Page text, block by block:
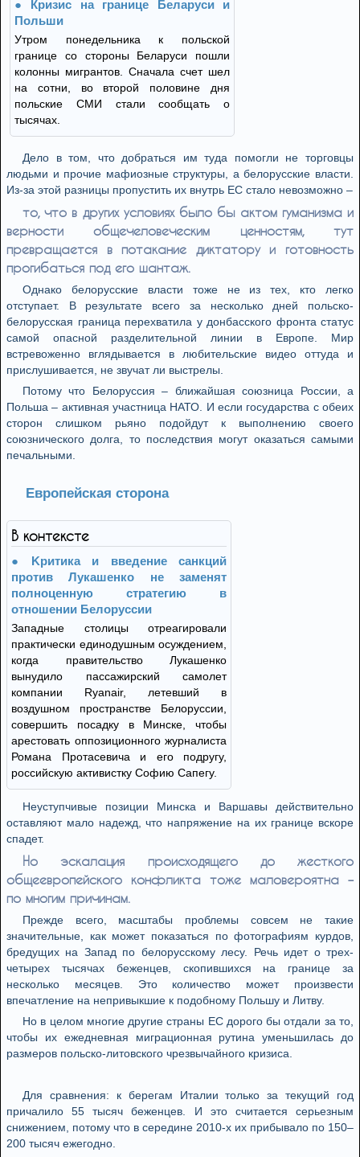
Кризис на границе Беларуси и
Польши
Утром понедельника к польской
границе со стороны Беларуси пошли
колонны мигрантов. Сначала счет шел
на сотни, во второй половине дня
польские СМИ стали сообщать о
тысячах.
Дело в том, что добраться им туда помогли не торговцы
людьми и прочие мафиозные структуры, а белорусские власти.
Из-за этой разницы пропустить их внутрь ЕС стало невозможно –
то, что в других условиях было бы актом гуманизма и
верности общечеловеческим ценностям, тут
превращается в потакание диктатору и готовность
прогибаться под его шантаж.
Однако белорусские власти тоже не из тех, кто легко
отступает. В результате всего за несколько дней польско-
белорусская граница перехватила у донбасского фронта статус
самой опасной разделительной линии в Европе. Мир
встревоженно вглядывается в любительские видео оттуда и
прислушивается, не звучат ли выстрелы.
Потому что Белоруссия – ближайшая союзница России, а
Польша – активная участница НАТО. И если государства с обеих
сторон слишком рьяно подойдут к выполнению своего
союзнического долга, то последствия могут оказаться самыми
печальными.
Европейская сторона
В контексте
Kритика и введение санкций
против Лукашенко не заменят
полноценную стратегию в
отношении Белоруссии
Западные столицы отреагировали
практически единодушным осуждением,
когда правительство Лукашенко
вынудило пассажирский самолет
компании Ryanair, летевший в
воздушном пространстве Белоруссии,
совершить посадку в Минске, чтобы
арестовать оппозиционного журналиста
Романа Протасевича и его подругу,
российскую активистку Софию Сапегу.
Неуступчивые позиции Минска и Варшавы действительно
оставляют мало надежд, что напряжение на их границе вскоре
спадет.
Но эскалация происходящего до жесткого
общеевропейского конфликта тоже маловероятна –
по многим причинам.
Прежде всего, масштабы проблемы совсем не такие
значительные, как может показаться по фотографиям курдов,
бредущих на Запад по белорусскому лесу. Речь идет о трех-
четырех тысячах беженцев, скопившихся на границе за
несколько месяцев. Это количество может произвести
впечатление на непривыкшие к подобному Польшу и Литву.
Но в целом многие другие страны ЕС дорого бы отдали за то,
чтобы их ежедневная миграционная рутина уменьшилась до
размеров польско-литовского чрезвычайного кризиса.
Для сравнения: к берегам Италии только за текущий год
причалило 55 тысяч беженцев. И это считается серьезным
снижением, потому что в середине 2010-х их прибывало по 150–
200 тысяч ежегодно.